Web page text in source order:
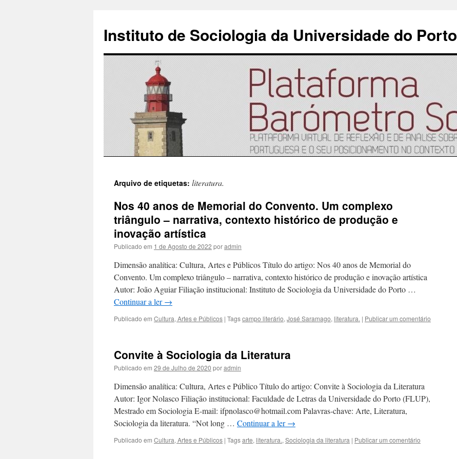
Instituto de Sociologia da Universidade do Porto
para
conteúdo
Arquivo de etiquetas: literatura.
Nos 40 anos de Memorial do Convento. Um complexo
triângulo – narrativa, contexto histórico de produção e
inovação artística
Publicado em 1 de Agosto de 2022 poradmin
Dimensão analítica: Cultura, Artes e Públicos Título do artigo: Nos 40 anos de Memorial do
Convento. Um complexo triângulo – narrativa, contexto histórico de produção e inovação artística
Autor: João Aguiar Filiação institucional: Instituto de Sociologia da Universidade do Porto …
Continuar a ler→
Publicado em Cultura, Artes e Públicos | Tagscampo literário, José Saramago, literatura. | Publicar um comentário
Convite à Sociologia da Literatura
Publicado em 29 de Julho de 2020 poradmin
Dimensão analítica: Cultura, Artes e Público Título do artigo: Convite à Sociologia da Literatura
Autor: Igor Nolasco Filiação institucional: Faculdade de Letras da Universidade do Porto (FLUP),
Mestrado em Sociologia E-mail: ifpnolasco@hotmail.com Palavras-chave: Arte, Literatura,
Sociologia da literatura. “Not long … Continuar a ler→
Publicado em Cultura, Artes e Públicos | Tagsarte, literatura., Sociologia da literatura | Publicar um comentário